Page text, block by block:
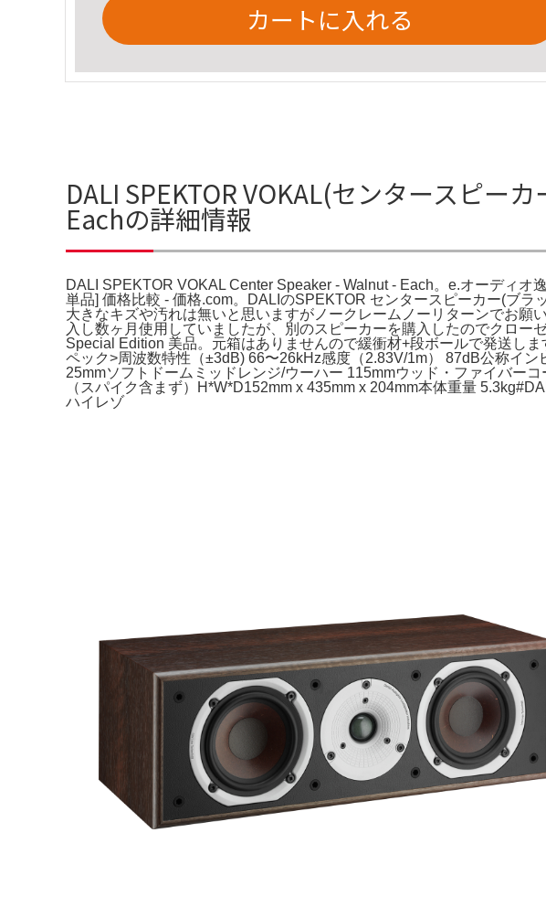
カートに入れる
DALI SPEKTOR VOKAL(センタースピー
Eachの詳細情報
DALI SPEKTOR VOKAL Center Speaker - Walnut - Each。e.オーディ
単品] 価格比較 - 価格.com。DALIのSPEKTOR センタースピーカー(ブ
大きなキズや汚れは無いと思いますがノークレームノーリターンでお
入し数ヶ月使用していましたが、別のスピーカーを購入したのでクロ
Special Edition 美品。元箱はありませんので緩衝材+段ボールで発送し
ペック>周波数特性（±3dB) 66〜26kHz感度（2.83V/1m） 87dB公称イ
25mmソフトドームミッドレンジ/ウーハー 115mmウッド・ファイバー
（スパイク含まず）H*W*D152mm x 435mm x 204mm本体重量
ハイレゾ